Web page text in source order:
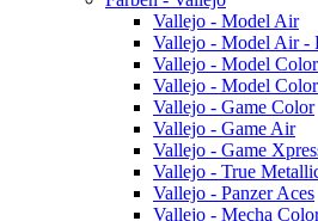
Vallejo - Model Air
Vallejo - Model Air -
Vallejo - Model Color
Vallejo - Model
Vallejo - Game Color
Vallejo - Game Air
Vallejo - Game
Vallejo - True
Vallejo - Panzer Aces
Vallejo - Mecha